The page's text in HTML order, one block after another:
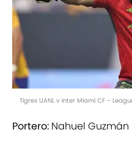
Tigres UANL v Inter Miami CF -
Portero: Nahuel Guzmán